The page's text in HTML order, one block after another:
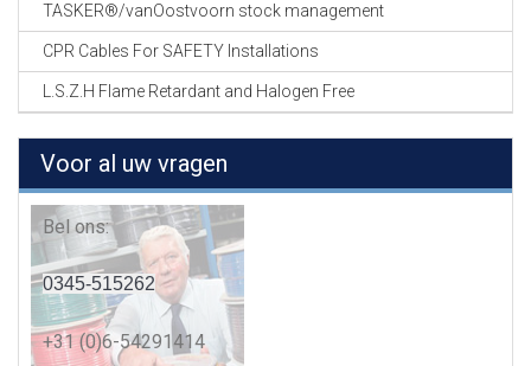
TASKER®/vanOostvoorn stock management
CPR Cables For SAFETY Installations
L.S.Z.H Flame Retardant and Halogen Free
Voor al uw vragen
Bel ons:
0345-515262
+31 (0)6-54291414